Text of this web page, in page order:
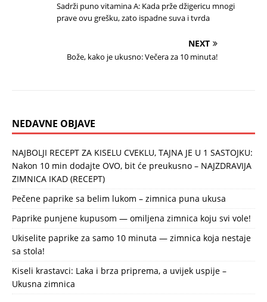
Sadrži puno vitamina A: Kada prže džigericu mnogi
prave ovu grešku, zato ispadne suva i tvrda
NEXT
Bože, kako je ukusno: Večera za 10 minuta!
NEDAVNE OBJAVE
NAJBOLJI RECEPT ZA KISELU CVEKLU, TAJNA JE U 1 SASTOJKU:
Nakon 10 min dodajte OVO, bit će preukusno – NAJZDRAVIJA
ZIMNICA IKAD (RECEPT)
Pečene paprike sa belim lukom – zimnica puna ukusa
Paprike punjene kupusom — omiljena zimnica koju svi vole!
Ukiselite paprike za samo 10 minuta — zimnica koja nestaje
sa stola!
Kiseli krastavci: Laka i brza priprema, a uvijek uspije –
Ukusna zimnica